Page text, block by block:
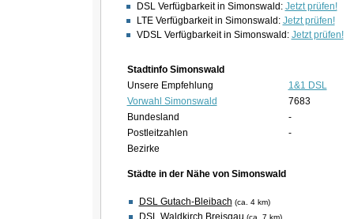
DSL Verfügbarkeit in Simonswald: Jetzt prüfen!
LTE Verfügbarkeit in Simonswald: Jetzt prüfen!
VDSL Verfügbarkeit in Simonswald: Jetzt prüfen!
Stadtinfo Simonswald
Unsere Empfehlung
1&1 DSL
Vorwahl Simonswald
7683
Bundesland
-
Postleitzahlen
-
Bezirke
Städte in der Nähe von Simonswald
DSL Gutach-Bleibach (ca. 4 km)
DSL Waldkirch Breisgau (ca. 7 km)